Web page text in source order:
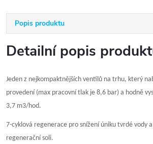
Popis produktu
Detailní popis
Jeden z nejkompaktnějších ventilů na trhu, který
provedení (max pracovní tlak je 8,6 bar) a hodně
3,7 m3/hod.
7-cyklová regenerace pro snížení úniku tvrdé vody
regenerační soli.